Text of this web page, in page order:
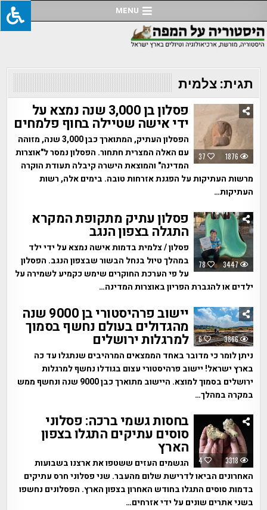
to
content
MENU
תגית:צלמית
37 1876
פסלון בן 3,000 שנה נמצא על
ידי אישה שטיילה בחוף פלמחים
הפסלון העתיק, המתוארך כבן 3,000 שנה, מזוהה
עם האלה המצרית חתחור. הפסלון נמסר ל"אוצרות
המדינה" והמוצאת הישרה קיבלה תעודת הוקרה
מרשות העתיקות על הפגנת אזרחות טובה. בימים אלה, רשות
העתיקות…
78 3447
פסלון עתיק מתקופת המקרא
התגלה בצפון הנגב
פסלון / צלמית בדמות אישה נמצא על ידי ילד
במהלך טיול בנחל הבשור שבצפון הנגב. הפסלון
על פי הערכת החוקרים שימש כקמיע לשמירה על
ילדים או להגברת הפריון באוצרות המדינה…
6 3866
יישוב פרהיסטורי בן 9000 שנה
מהגדולים בעולם נחשף בסמוך
למרגלות ירושלים
ניתן לומר כי מדובר באחד הממצאים המרהיבים שנתגלו עד כה
בארץ ישראל! יישוב פרהיסטורי עצום בגודלו נחשף למרגלות
ירושלים בסמוך למוצא. היישוב מתוארך כבן 9000 שנה ונחשף ממש
במקרה במהלך…
4 3318
בחסות גשמי ברכה: פסלוני
סוסים עתיקים התגלו בצפון
הארץ
הגשמים העזים ששטפו את ארצנו בשבועות
האחרונים הביאו לדרישת שלום מהעבר. שני פסלוני חרס עתיקים
בדמות סוסים התגלו בחודש האחרון בצפון הארץ. הפסלונים נחשפו
בשני אתרים שונים על ידי אזרחים…